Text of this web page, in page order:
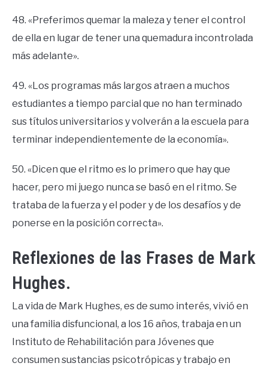
48. «Preferimos quemar la maleza y tener el control
de ella en lugar de tener una quemadura incontrolada
más adelante».
49. «Los programas más largos atraen a muchos
estudiantes a tiempo parcial que no han terminado
sus títulos universitarios y volverán a la escuela para
terminar independientemente de la economía».
50. «Dicen que el ritmo es lo primero que hay que
hacer, pero mi juego nunca se basó en el ritmo. Se
trataba de la fuerza y el poder y de los desafíos y de
ponerse en la posición correcta».
Reflexiones de las Frases de Mark
Hughes.
La vida de Mark Hughes, es de sumo interés, vivió en
una familia disfuncional, a los 16 años, trabaja en un
Instituto de Rehabilitación para Jóvenes que
consumen sustancias psicotrópicas y trabajo en